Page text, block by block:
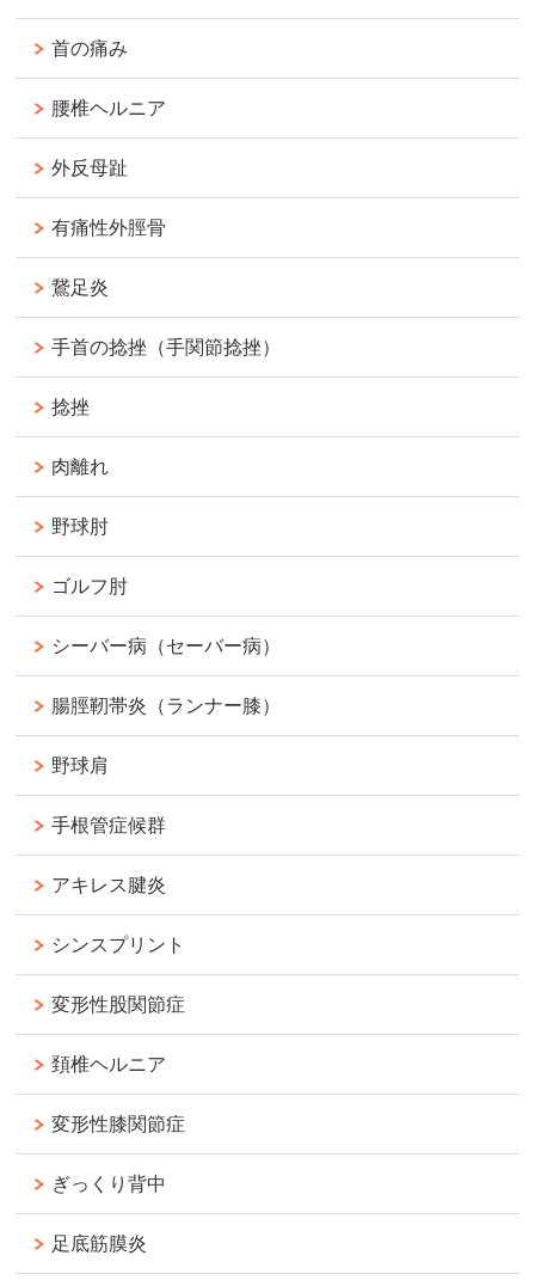
首の痛み
腰椎ヘルニア
外反母趾
有痛性外脛骨
鵞足炎
手首の捻挫（手関節捻挫）
捻挫
肉離れ
野球肘
ゴルフ肘
シーバー病（セーバー病）
腸脛靭帯炎（ランナー膝）
野球肩
手根管症候群
アキレス腱炎
シンスプリント
変形性股関節症
頚椎ヘルニア
変形性膝関節症
ぎっくり背中
足底筋膜炎